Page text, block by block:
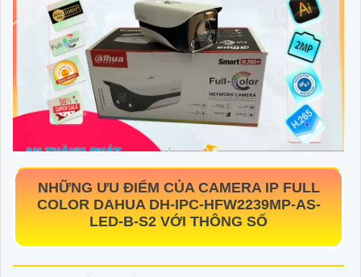
NHỮNG ƯU ĐIỂM CỦA CAMERA IP FULL
COLOR DAHUA DH-IPC-HFW2239MP-AS-
LED-B-S2 VỚI THÔNG SỐ